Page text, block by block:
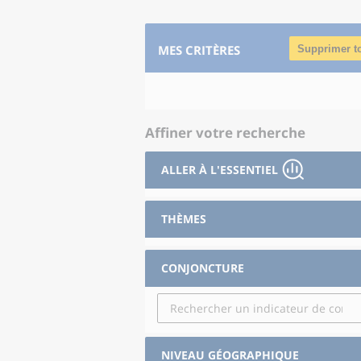
MES CRITÈRES Supprimer
Affiner votre recherche
ALLER À L'ESSENTIEL
THÈMES
CONJONCTURE
NIVEAU GÉOGRAPHIQUE